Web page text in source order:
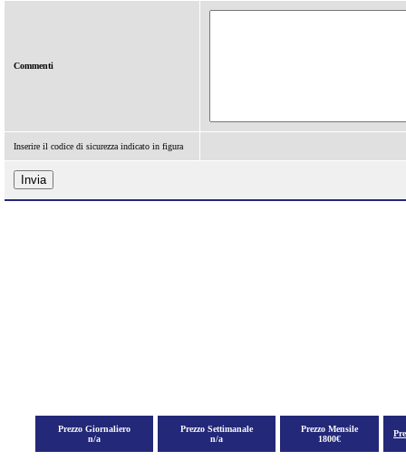
Commenti
Inserire il codice di sicurezza indicato in figura
Prezzo Giornaliero
n/a
Prezzo Settimanale
n/a
Prezzo Mensile
1800€